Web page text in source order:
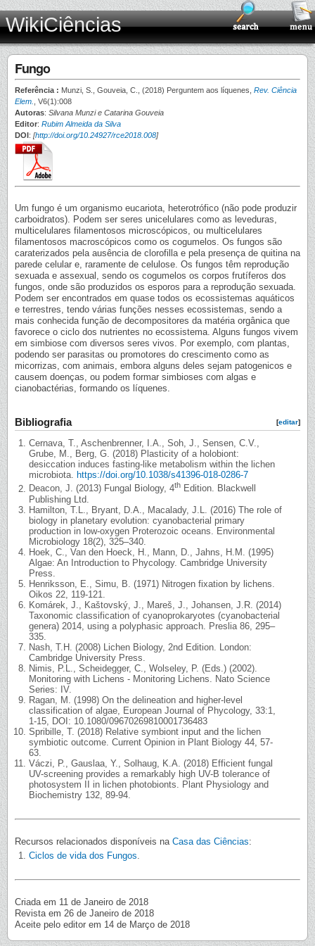
WikiCiências
Fungo
Referência : Munzi, S., Gouveia, C., (2018) Perguntem aos líquenes, Rev. Ciência
Elem.
, V6(1):008
Autoras: Silvana Munzi e Catarina Gouveia
Editor: Rubim Almeida da Silva
DOI: [http://doi.org/10.24927/rce2018.008]
Um fungo é um organismo eucariota, heterotrófico (não pode produzir
carboidratos). Podem ser seres unicelulares como as leveduras,
multicelulares filamentosos microscópicos, ou multicelulares
filamentosos macroscópicos como os cogumelos. Os fungos são
caraterizados pela ausência de clorofilla e pela presença de quitina na
parede celular e, raramente de celulose. Os fungos têm reprodução
sexuada e assexual, sendo os cogumelos os corpos frutíferos dos
fungos, onde são produzidos os esporos para a reprodução sexuada.
Podem ser encontrados em quase todos os ecossistemas aquáticos
e terrestres, tendo várias funções nesses ecossistemas, sendo a
mais conhecida função de decompositores da matéria orgânica que
favorece o ciclo dos nutrientes no ecossistema. Alguns fungos vivem
em simbiose com diversos seres vivos. Por exemplo, com plantas,
podendo ser parasitas ou promotores do crescimento como as
micorrizas, com animais, embora alguns deles sejam patogenicos e
causem doenças, ou podem formar simbioses com algas e
cianobactérias, formando os líquenes.
[editar]
Bibliografia
Cernava, T., Aschenbrenner, I.A., Soh, J., Sensen, C.V.,
Grube, M., Berg, G. (2018) Plasticity of a holobiont:
desiccation induces fasting-like metabolism within the lichen
microbiota. https://doi.org/10.1038/s41396-018-0286-7
Deacon, J. (2013) Fungal Biology, 4th Edition. Blackwell
Publishing Ltd.
Hamilton, T.L., Bryant, D.A., Macalady, J.L. (2016) The role of
biology in planetary evolution: cyanobacterial primary
production in low-oxygen Proterozoic oceans. Environmental
Microbiology 18(2), 325–340.
Hoek, C., Van den Hoeck, H., Mann, D., Jahns, H.M. (1995)
Algae: An Introduction to Phycology. Cambridge University
Press.
Henriksson, E., Simu, B. (1971) Nitrogen fixation by lichens.
Oikos 22, 119-121.
Komárek, J., Kaštovský, J., Mareš, J., Johansen, J.R. (2014)
Taxonomic classification of cyanoprokaryotes (cyanobacterial
genera) 2014, using a polyphasic approach. Preslia 86, 295–
335.
Nash, T.H. (2008) Lichen Biology, 2nd Edition. London:
Cambridge University Press.
Nimis, P.L., Scheidegger, C., Wolseley, P. (Eds.) (2002).
Monitoring with Lichens - Monitoring Lichens. Nato Science
Series: IV.
Ragan, M. (1998) On the delineation and higher-level
classification of algae, European Journal of Phycology, 33:1,
1-15, DOI: 10.1080/09670269810001736483
Spribille, T. (2018) Relative symbiont input and the lichen
symbiotic outcome. Current Opinion in Plant Biology 44, 57-
63.
Váczi, P., Gauslaa, Y., Solhaug, K.A. (2018) Efficient fungal
UV-screening provides a remarkably high UV-B tolerance of
photosystem II in lichen photobionts. Plant Physiology and
Biochemistry 132, 89-94.
Recursos relacionados disponíveis na Casa das Ciências:
Ciclos de vida dos Fungos
Criada em 11 de Janeiro de 2018
Revista em 26 de Janeiro de 2018
Aceite pelo editor em 14 de Março de 2018